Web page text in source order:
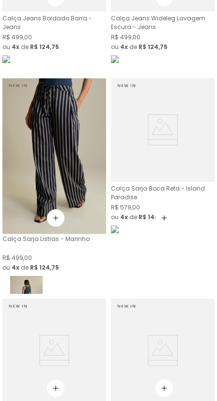
Calça Jeans Bordado Barra -
Jeans
R$ 499,00
ou 4 de R$ 124,75
Calça Jeans Wideleg Lavagem
Escura - Jeans
R$ 499,00
ou 4 de R$ 124,75
Calça Sarja Listras - Marinho
R$ 499,00
ou 4 de R$ 124,75
Calça Sarja Boca Reta - Island
Paradise
R$ 579,00
ou 4 de R$ 144 75